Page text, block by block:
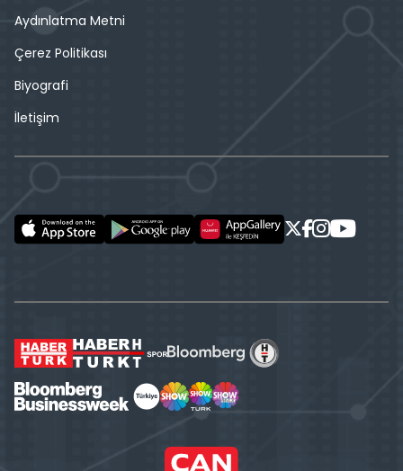
Aydınlatma Metni
Çerez Politikası
Biyografi
İletişim